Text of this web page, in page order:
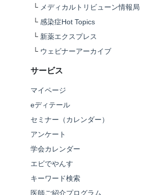
└ メディカルトリビューン情報局
└ 感染症Hot Topics
└ 新薬エクスプレス
└ ウェビナーアーカイブ
サービス
マイページ
eディテール
セミナー（カレンダー）
アンケート
学会カレンダー
エビでやんす
キーワード検索
医師ご紹介プログラム